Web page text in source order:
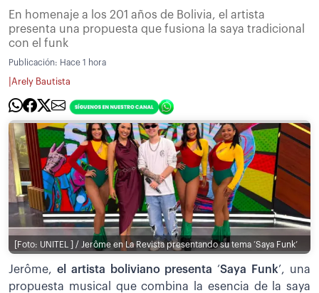
En homenaje a los 201 años de Bolivia, el artista
presenta una propuesta que fusiona la saya tradicional
con el funk
Publicación: Hace 1 hora
Arely Bautista
[Foto: UNITEL ] / Jerôme en La Revista presentando su tema ‘Saya Funk’
Jerôme, el artista boliviano presenta ‘Saya Funk’, una
propuesta musical que combina la esencia de la saya